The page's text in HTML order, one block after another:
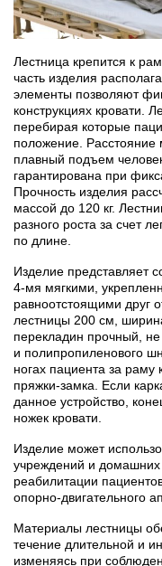
Лестница крепится к
часть изделия
элементы позволяют
конструкциях кровати.
перебирая которые
положение. Расстояние
плавный подъем
гарантирована при
Прочность изделия
массой до 120 кг.
разного роста за счет
по длине.
Изделие представляет
4-мя мягкими,
равноотстоящими друг
лестницы 200 см,
перекладин прочный,
и полипропиленового
ногах пациента за
пряжки-замка. Если
данное устройство,
ножек кровати.
Изделие может
учреждений и
реабилитации
опорно-двигательного
Материалы лестницы
течение длительной и
изменяясь при